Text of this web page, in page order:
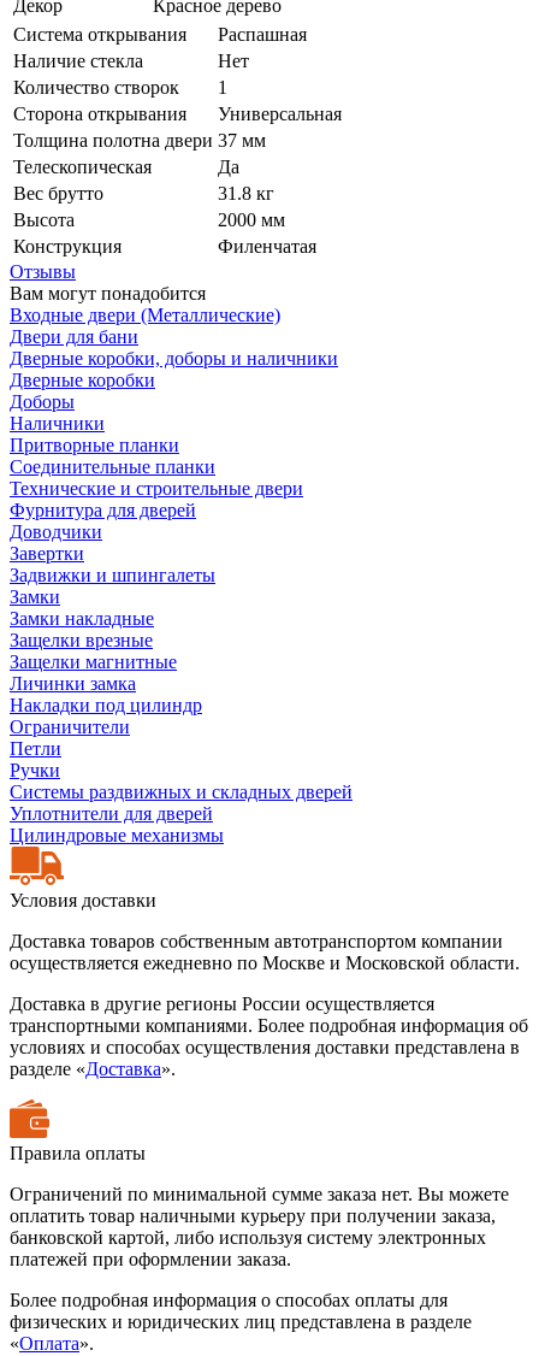
Декор
Красное дерево
Система открывания
Распашная
Наличие стекла
Нет
Количество створок
1
Сторона открывания
Универсальная
Толщина полотна двери 37 мм
Телескопическая
Да
Вес брутто
31.8 кг
Высота
2000 мм
Конструкция
Филенчатая
Отзывы
Вам могут понадобится
Входные двери (Металлические)
Двери для бани
Дверные коробки, доборы и наличники
Дверные коробки
Доборы
Наличники
Притворные планки
Соединительные планки
Технические и строительные двери
Фурнитура для дверей
Доводчики
Завертки
Задвижки и шпингалеты
Замки
Замки накладные
Защелки врезные
Защелки магнитные
Личинки замка
Накладки под цилиндр
Ограничители
Петли
Ручки
Системы раздвижных и складных дверей
Уплотнители для дверей
Цилиндровые механизмы
Условия доставки
Доставка товаров собственным автотранспортом компании
осуществляется ежедневно по Москве и Московской области.
Доставка в другие регионы России осуществляется
транспортными компаниями. Более подробная информация об
условиях и способах осуществления доставки представлена в
разделе «Доставка».
Правила оплаты
Ограничений по минимальной сумме заказа нет. Вы можете
оплатить товар наличными курьеру при получении заказа,
банковской картой, либо используя систему электронных
платежей при оформлении заказа.
Более подробная информация о способах оплаты для
физических и юридических лиц представлена в разделе
«Оплата».